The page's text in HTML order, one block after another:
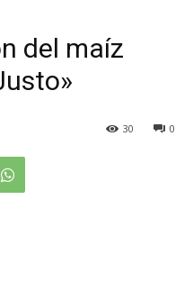
del maíz
0
30